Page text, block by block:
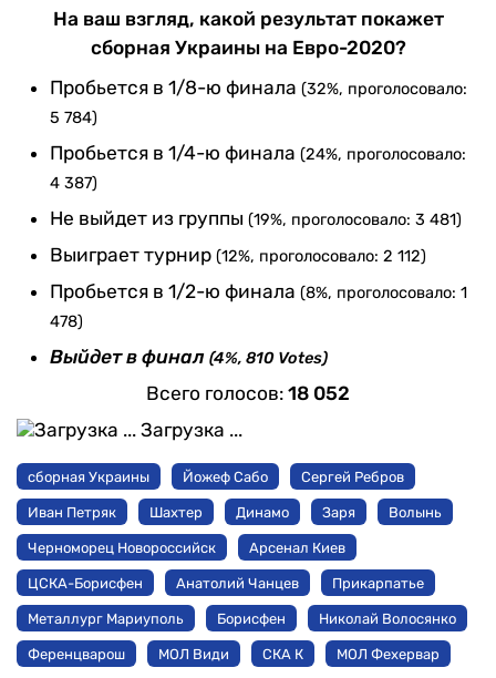
На ваш взгляд, какой результат покажет
сборная Украины на Евро-2020?
Пробьется в 1/8-ю финала (32%, проголосовало:
5 784)
Пробьется в 1/4-ю финала (24%, проголосовало:
4 387)
Не выйдет из группы (19%, проголосовало: 3 481)
Выиграет турнир (12%, проголосовало: 2 112)
Пробьется в 1/2-ю финала (8%, проголосовало: 1
478)
Выйдет в финал (4%, 810 Votes)
Всего голосов: 18 052
Загрузка ...
сборная Украины Йожеф Сабо Сергей Ребров
Иван Петряк Шахтер Динамо Заря Волынь
Черноморец Новороссийск Арсенал Киев
ЦСКА-Борисфен Анатолий Чанцев Прикарпатье
Металлург Мариуполь Борисфен Николай Волосянко
Ференцварош МОЛ Види СКА К МОЛ Фехервар